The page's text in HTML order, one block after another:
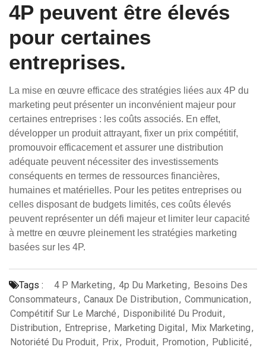
4P peuvent être élevés
pour certaines
entreprises.
La mise en œuvre efficace des stratégies liées aux 4P du
marketing peut présenter un inconvénient majeur pour
certaines entreprises : les coûts associés. En effet,
développer un produit attrayant, fixer un prix compétitif,
promouvoir efficacement et assurer une distribution
adéquate peuvent nécessiter des investissements
conséquents en termes de ressources financières,
humaines et matérielles. Pour les petites entreprises ou
celles disposant de budgets limités, ces coûts élevés
peuvent représenter un défi majeur et limiter leur capacité
à mettre en œuvre pleinement les stratégies marketing
basées sur les 4P.
Tags : 4 P Marketing, 4p Du Marketing, Besoins Des
Consommateurs, Canaux De Distribution, Communication,
Compétitif Sur Le Marché, Disponibilité Du Produit,
Distribution, Entreprise, Marketing Digital, Mix Marketing,
Notoriété Du Produit, Prix, Produit, Promotion, Publicité,